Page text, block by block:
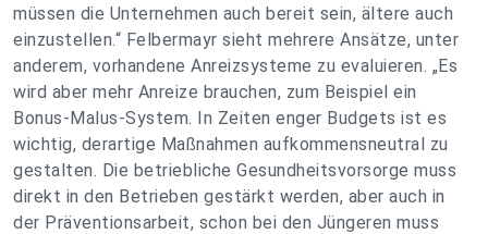
müssen die Unternehmen auch bereit sein, ältere auch
einzustellen.“ Felbermayr sieht mehrere Ansätze, unter
anderem, vorhandene Anreizsysteme zu evaluieren. „Es
wird aber mehr Anreize brauchen, zum Beispiel ein
Bonus-Malus-System. In Zeiten enger Budgets ist es
wichtig, derartige Maßnahmen aufkommensneutral zu
gestalten. Die betriebliche Gesundheitsvorsorge muss
direkt in den Betrieben gestärkt werden, aber auch in
der Präventionsarbeit, schon bei den Jüngeren muss